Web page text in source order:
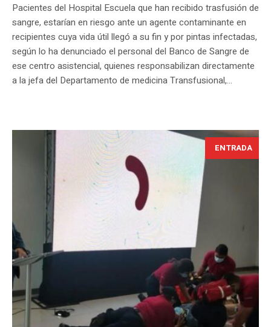
Pacientes del Hospital Escuela que han recibido trasfusión de
sangre, estarían en riesgo ante un agente contaminante en
recipientes cuya vida útil llegó a su fin y por pintas infectadas,
según lo ha denunciado el personal del Banco de Sangre de
ese centro asistencial, quienes responsabilizan directamente
a la jefa del Departamento de medicina Transfusional,...
ENTRADA